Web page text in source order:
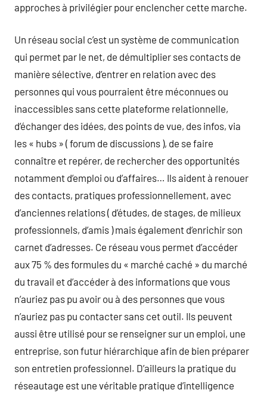
approches à privilégier pour enclencher cette marche.
Un réseau social c’est un système de communication
qui permet par le net, de démultiplier ses contacts de
manière sélective, d’entrer en relation avec des
personnes qui vous pourraient être méconnues ou
inaccessibles sans cette plateforme relationnelle,
d’échanger des idées, des points de vue, des infos, via
les « hubs » ( forum de discussions ), de se faire
connaître et repérer, de rechercher des opportunités
notamment d’emploi ou d’affaires… Ils aident à renouer
des contacts, pratiques professionnellement, avec
d’anciennes relations ( d’études, de stages, de milieux
professionnels, d’amis ) mais également d’enrichir son
carnet d’adresses. Ce réseau vous permet d’accéder
aux 75 % des formules du « marché caché » du marché
du travail et d’accéder à des informations que vous
n’auriez pas pu avoir ou à des personnes que vous
n’auriez pas pu contacter sans cet outil. Ils peuvent
aussi être utilisé pour se renseigner sur un emploi, une
entreprise, son futur hiérarchique afin de bien préparer
son entretien professionnel. D’ailleurs la pratique du
réseautage est une véritable pratique d’intelligence